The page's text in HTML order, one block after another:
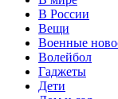
В России
Вещи
Военные
Волейбол
Гаджеты
Дети